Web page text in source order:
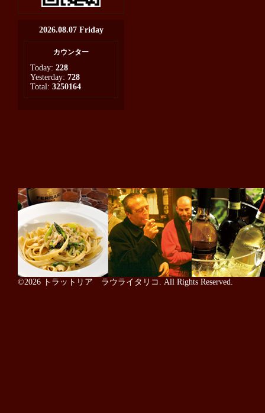
2026.08.07 Friday
カウンター
Today: 228
Yesterday: 728
Total: 3250164
©2026 トラットリア ラウライタリコ . All Rights Reserved.